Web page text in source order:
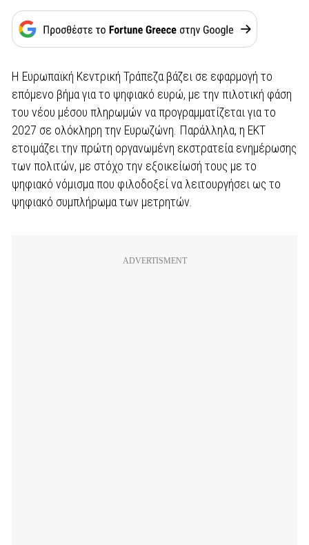
Η Ευρωπαϊκή Κεντρική Τράπεζα βάζει σε εφαρμογή το
επόμενο βήμα για το ψηφιακό ευρώ, με την πιλοτική φάση
του νέου μέσου πληρωμών να προγραμματίζεται για το
2027 σε ολόκληρη την Ευρωζώνη. Παράλληλα, η ΕΚΤ
ετοιμάζει την πρώτη οργανωμένη εκστρατεία ενημέρωσης
των πολιτών, με στόχο την εξοικείωσή τους με το
ψηφιακό νόμισμα που φιλοδοξεί να λειτουργήσει ως το
ψηφιακό συμπλήρωμα των μετρητών.